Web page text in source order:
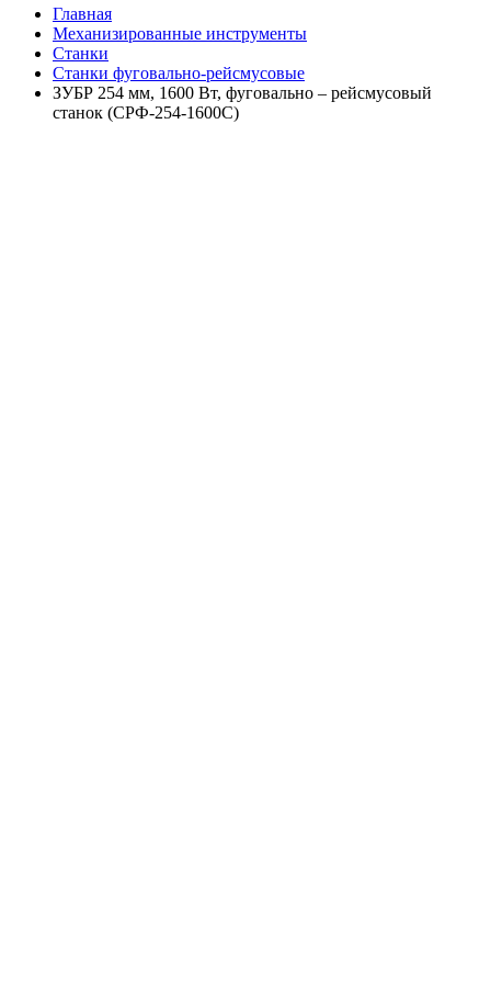
Главная
Механизированные инструменты
Станки
Станки фуговально-рейсмусовые
ЗУБР 254 мм, 1600 Вт, фуговально – рейсмусовый
станок (СРФ-254-1600С)